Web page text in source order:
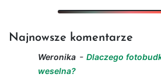
Najnowsze komentarze
Weronika -Dlaczego
weselna?